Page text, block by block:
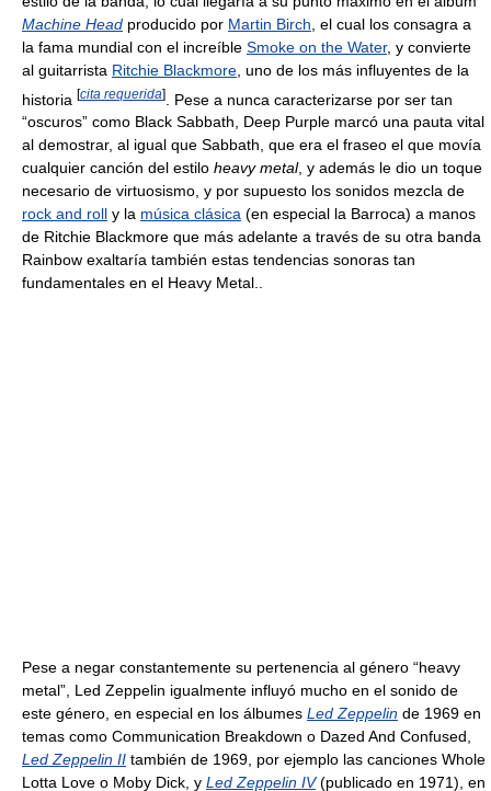
Machine Head producido por Martin Birch , el cual los consagra a
la fama mundial con el increíble Smoke on the Water, y convierte
al guitarrista Ritchie Blackmore , uno de los más influyentes de la
historia [cita requerida]
. Pese a nunca caracterizarse por ser tan
“oscuros” como Black Sabbath, Deep Purple marcó una pauta vital
al demostrar, al igual que Sabbath, que era el fraseo el que movía
cualquier canción del estilo heavy metal, y además le dio un toque
necesario de virtuosismo, y por supuesto los sonidos mezcla de
rock and roll y la música clásica (en especial la Barroca) a manos
de Ritchie Blackmore que más adelante a través de su otra banda
Rainbow exaltaría también estas tendencias sonoras tan
fundamentales en el Heavy Metal..
Pese a negar constantemente su pertenencia al género “heavy
metal”, Led Zeppelin igualmente influyó mucho en el sonido de
este género, en especial en los álbumes Led Zeppelin de 1969 en
temas como Communication Breakdown o Dazed And Confused,
Led Zeppelin II también de 1969, por ejemplo las canciones Whole
Lotta Love o Moby Dick, y Led Zeppelin IV(publicado en 1971), en